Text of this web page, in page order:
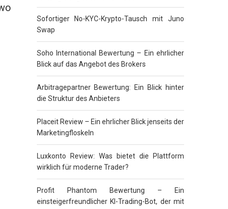
Sofortiger No-KYC-Krypto-Tausch mit Juno
Swap
Soho International Bewertung – Ein ehrlicher
Blick auf das Angebot des Brokers
Arbitragepartner Bewertung: Ein Blick hinter
die Struktur des Anbieters
Placeit Review – Ein ehrlicher Blick jenseits der
Marketingfloskeln
Luxkonto Review: Was bietet die Plattform
wirklich für moderne Trader?
Profit Phantom Bewertung – Ein
einsteigerfreundlicher KI-Trading-Bot, der mit